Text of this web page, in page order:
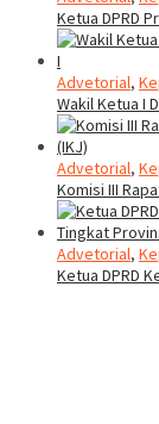
Ketua DPRD
Advetorial,
Wakil Ketua I
Advetorial,
Komisi III
Advetorial,
Ketua DPRD